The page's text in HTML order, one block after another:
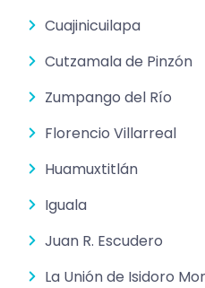
Cuajinicuilapa
Cutzamala de Pinzón
Zumpango del Río
Florencio Villarreal
Huamuxtitlán
Iguala
Juan R. Escudero
La Unión de Isidoro